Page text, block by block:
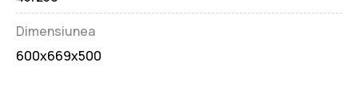
Dimensiunea
600x669x500